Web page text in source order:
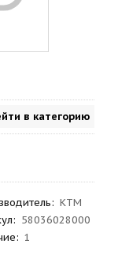
в категорию
: KTM
: 58036028000
1